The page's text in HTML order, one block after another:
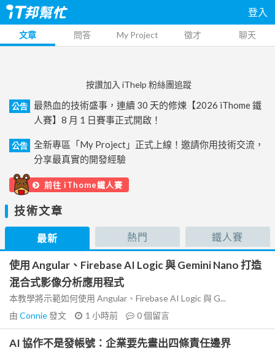
登入
文章 問答 My Project 徵才 聊天
按讚加入 iThelp 粉絲團追蹤
公告
最熱血的技術盛事，連續 30 天的修煉【2026 iThome 鐵
人賽】8 月 1 日賽事正式開啟！
公告
全新專區「My Project」正式上線！邀請你用技術交流，
分享最真實的開發經驗
前往 iThome鐵人賽
技術文章
最新 熱門 鐵人賽
使用 Angular、Firebase AI Logic 與 Gemini Nano 打造
混合式影像分析應用程式
本教學將示範如何使用 Angular、Firebase AI Logic 與 G...
由 Connie發文 1 小時前 0個留言
AI 協作不是發帳號：企業要先畫出四條責任邊界